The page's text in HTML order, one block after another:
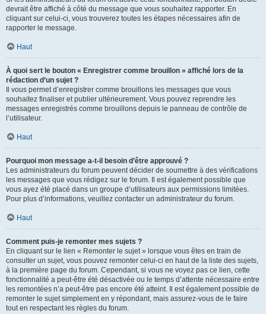
devrait être affiché à côté du message que vous souhaitez rapporter. En
cliquant sur celui-ci, vous trouverez toutes les étapes nécessaires afin de
rapporter le message.
Haut
À quoi sert le bouton « Enregistrer comme brouillon » affiché lors de la
rédaction d’un sujet ?
Il vous permet d’enregistrer comme brouillons les messages que vous
souhaitez finaliser et publier ultérieurement. Vous pouvez reprendre les
messages enregistrés comme brouillons depuis le panneau de contrôle de
l’utilisateur.
Haut
Pourquoi mon message a-t-il besoin d’être approuvé ?
Les administrateurs du forum peuvent décider de soumettre à des vérifications
les messages que vous rédigez sur le forum. Il est également possible que
vous ayez été placé dans un groupe d’utilisateurs aux permissions limitées.
Pour plus d’informations, veuillez contacter un administrateur du forum.
Haut
Comment puis-je remonter mes sujets ?
En cliquant sur le lien « Remonter le sujet » lorsque vous êtes en train de
consulter un sujet, vous pouvez remonter celui-ci en haut de la liste des sujets,
à la première page du forum. Cependant, si vous ne voyez pas ce lien, cette
fonctionnalité a peut-être été désactivée ou le temps d’attente nécessaire entre
les remontées n’a peut-être pas encore été atteint. Il est également possible de
remonter le sujet simplement en y répondant, mais assurez-vous de le faire
tout en respectant les règles du forum.